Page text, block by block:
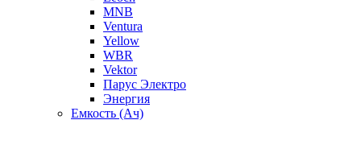
MNB
Ventura
Yellow
WBR
Vektor
Парус Электро
Энергия
Емкость (Ач)